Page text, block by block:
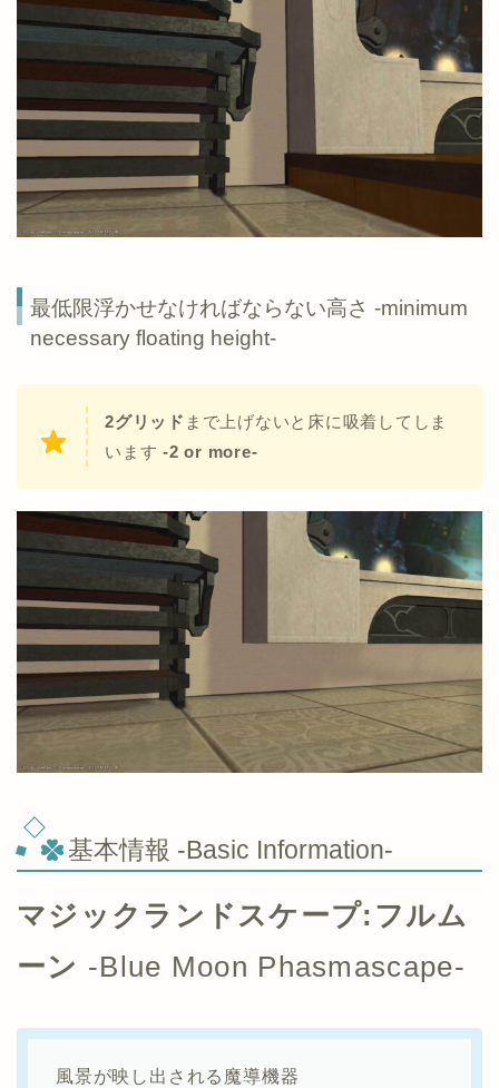
最低限浮かせなければならない高さ -minimum
necessary floating height-
2グリッド まで上げないと床に吸着してしま
います-2 or more-
基本情報 -Basic Information-
マジックランドスケープ:フルム
ーン -Blue Moon Phasmascape-
風景が映し出される魔導機器